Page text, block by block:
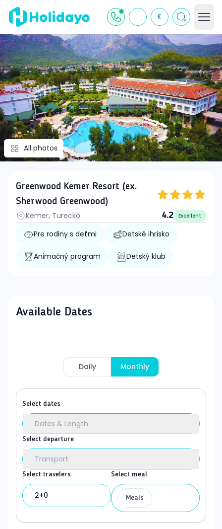
€
All photos
Greenwood Kemer Resort (ex.
Sherwood Greenwood)
Kemer, Turecko
4.2 Excellent
Pre rodiny s deťmi Detské ihrisko
Animačný program Detský klub
Available Dates
Daily Monthly
Select dates
Dates & Length
Select departure
Transport
Select travelers
2+0
Select meal
Meals